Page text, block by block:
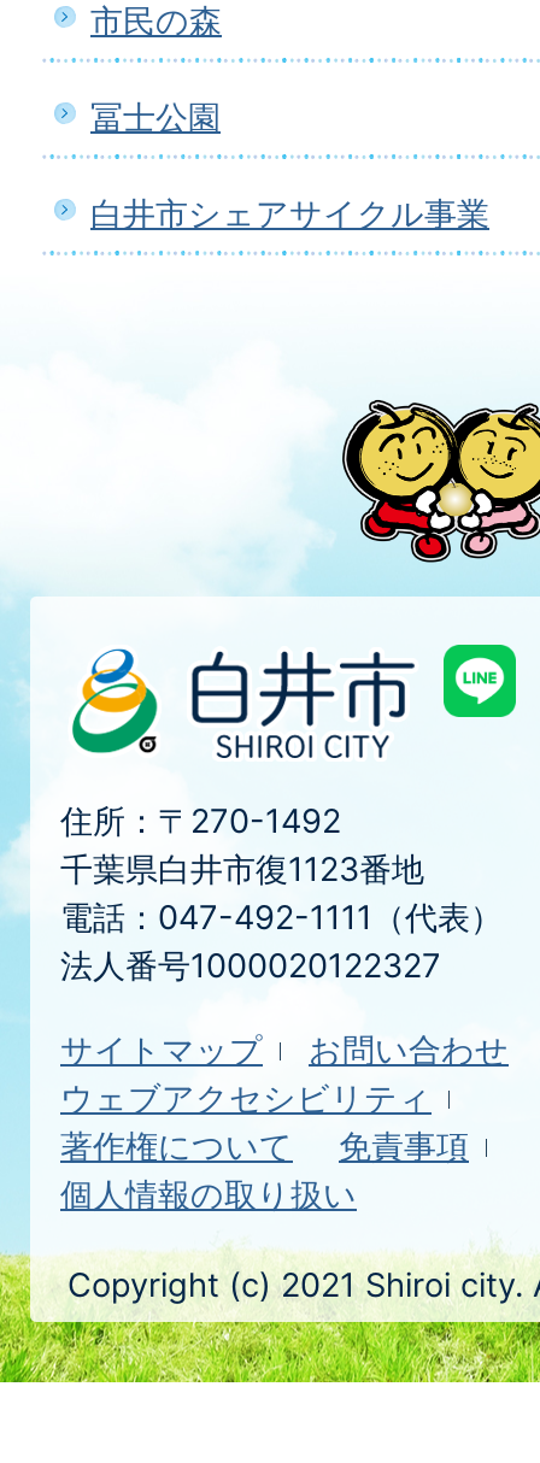
市民の森
冨士公園
白井市シェアサイクル事業
住所：〒270-1492
千葉県白井市復1123番地
電話：047-492-1111（代表）
法人番号1000020122327
サイトマップ
お問い合わせ
ウェブアクセシビリティ
著作権について
免責事項
個人情報の取り扱い
Copyright (c) 2021 Shiroi city.